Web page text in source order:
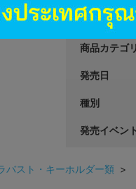
商品番号
商品カテゴリ
発売日
種別
発売イベント
バスト・キーホルダー類 >